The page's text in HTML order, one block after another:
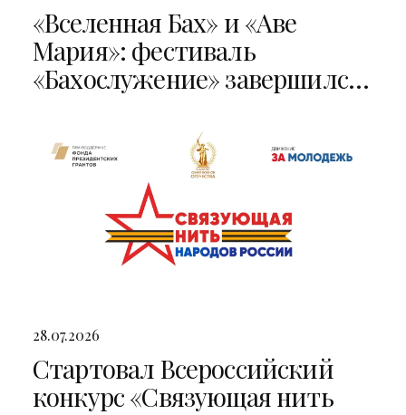
«Вселенная Бах» и «Аве
Мария»: фестиваль
«Бахослужение» завершился
28.07.2026
Стартовал Всероссийский
конкурс «Связующая нить